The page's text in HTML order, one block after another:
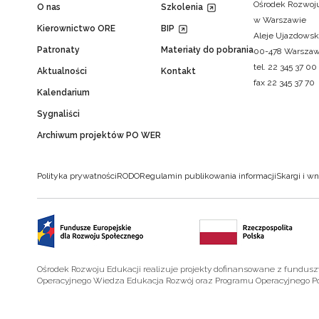
O nas
Kierownictwo ORE
Patronaty
Aktualności
Kalendarium
Sygnaliści
Archiwum projektów PO WER
Szkolenia
BIP
Materiały do pobrania
Kontakt
Ośrodek
w Warszawie
Aleje
00-478
tel. 22 345 37 00
fax 22 345 37 70
Polityka prywatnościRODORegulamin publikowania informacjiSkargi i
Ośrodek Rozwoju Edukacji realizuje projekty dofinansowane z
Operacyjnego Wiedza Edukacja Rozwój oraz Programu Operacyjnego